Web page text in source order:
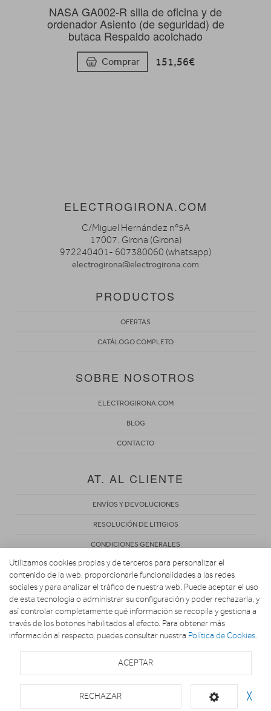
NASA GA002-R silla de oficina y de
ordenador Asiento (de seguridad) de
butaca Respaldo acolchado
Comprar 151,56€
ELECTROGIRONA.COM
C/Miguel Hernández nº5A
17007. Girona (Girona)
972240401- 607380060 (whatsapp)
electrogirona@electrogirona.com
PRODUCTOS
OFERTAS
CATÁLOGO COMPLETO
SOBRE NOSOTROS
ELECTROGIRONA.COM
BLOG
CONTACTO
AT. AL CLIENTE
ENVÍOS Y DEVOLUCIONES
RESOLUCIÓN DE LITIGIOS
CONDICIONES GENERALES
POLÍTICA DE PRIVACIDAD
AVISO LEGAL
USO DE COOKIES
Copyright 2026. ELECTROGIRONA.COM
Utilizamos cookies propias y de terceros para personalizar el
contenido de la web, proporcionarle funcionalidades a las redes
sociales y para analizar el tráfico de nuestra web. Puede aceptar el uso
de esta tecnología o administrar su configuración y poder rechazarla, y
así controlar completamente qué información se recopila y gestiona a
través de los botones habilitados al efecto. Para obtener más
información al respecto, puedes consultar nuestra Política de Cookies.
ACEPTAR
RECHAZAR ╳